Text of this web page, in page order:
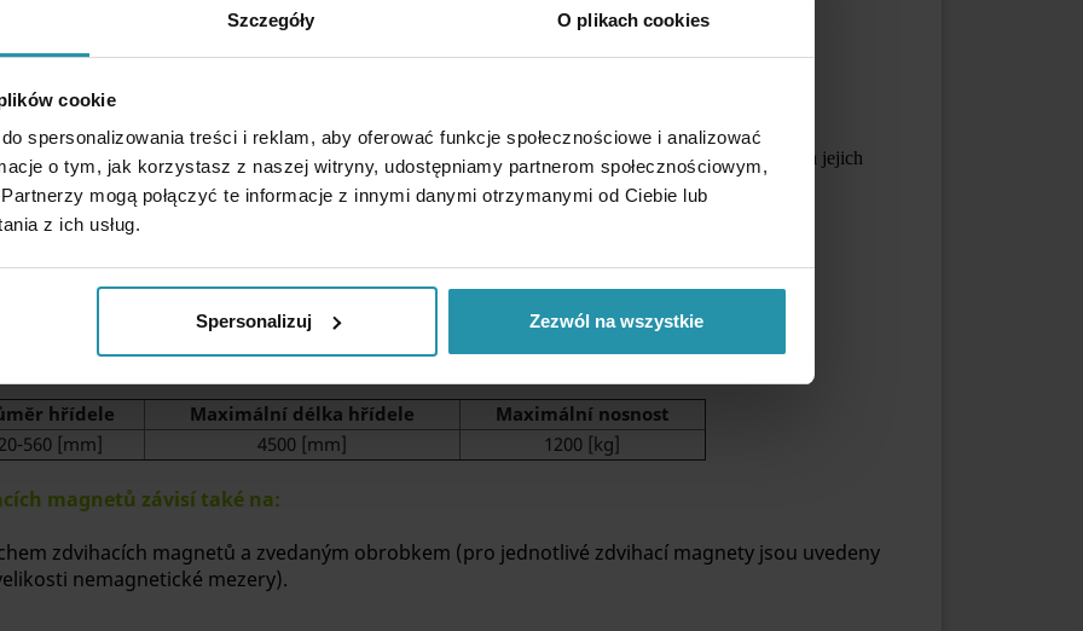
Szczegóły O plikach cookies
cookie
spersonalizowania treści i reklam, aby oferować funkcje społecznościowe i analizować
o tym, jak korzystasz z naszej witryny, udostępniamy partnerom społecznościowym,
mogą połączyć te informacje z innymi danymi otrzymanymi od Ciebie lub
z ich usług.
Spersonalizuj Zezwól na wszystkie
tloušťce dílce, při které lze zvedák použít
protože magnetické pole zdvihacích magnetů není plně využito. Kromě toho se tenké obrobky ohýbají a jejich
snižuje tažná síla. Nejlepšího zdvihacího výkonu se dosahuje u dostatečně silných obrobků.
závislost nosnosti na tloušťce zvedaného obrobku (křivky nosnosti naleznete v návodu).
tyče, ocelové hřídele, se maximální nosnost snižuje:
hřídele Maximální délka hřídele
Maximální nosnost
560 [mm] 4500 [mm] 1200 [kg]
magnetů závisí také na:
zdvihacích magnetů a zvedaným obrobkem (pro jednotlivé zdvihací magnety jsou uvedeny
nemagnetické mezery).